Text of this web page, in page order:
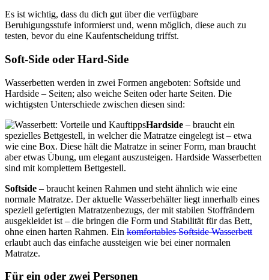
Es ist wichtig, dass du dich gut über die verfügbare
Beruhigungsstufe informierst und, wenn möglich, diese auch zu
testen, bevor du eine Kaufentscheidung triffst.
Soft-Side oder Hard-Side
Wasserbetten werden in zwei Formen angeboten: Softside und
Hardside – Seiten; also weiche Seiten oder harte Seiten. Die
wichtigsten Unterschiede zwischen diesen sind:
Hardside – braucht ein
spezielles Bettgestell, in welcher die Matratze eingelegt ist – etwa
wie eine Box. Diese hält die Matratze in seiner Form, man braucht
aber etwas Übung, um elegant auszusteigen. Hardside Wasserbetten
sind mit komplettem Bettgestell.
Softside – braucht keinen Rahmen und steht ähnlich wie eine
normale Matratze. Der aktuelle Wasserbehälter liegt innerhalb eines
speziell gefertigten Matratzenbezugs, der mit stabilen Stoffrändern
ausgekleidet ist – die bringen die Form und Stabilität für das Bett,
ohne einen harten Rahmen. Ein komfortables Softside Wasserbett
erlaubt auch das einfache aussteigen wie bei einer normalen
Matratze.
Für ein oder zwei Personen